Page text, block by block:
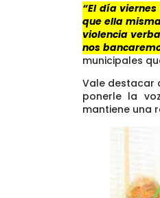
“El día
que ella
violencia
nos
municipales
Vale destacar
ponerle la
mantiene una